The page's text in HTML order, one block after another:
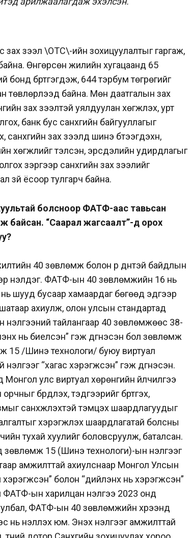
зах зээл \OTC\-ийн зохицуулалтыг гаргаж,
Өнгөрсөн жилийн хугацаанд 65
бонд бүртгэгдэж, 644 тэрбум төгрөгийг
байна. Мөн даатгалын зах
захзээлтэй уялдуулан хөгжүүлэх, урт
банк бус санхүүгийн байгууллагыг
санхүүгийн зах зээлд шинэ бүтээгдэхүүн,
хөгжлийг тэлсэн, эрсдэлийн удирдлагыг
зэргээр санхүүгийн зах зээлийг
зүй ёсоор тулгарч байна.
болсноор ФАТФ-аас тавьсан
байсан. “Саарал жагсаалт”-д орох
40 зөвлөмж болон үр дүнтэй байдлын
үнэлдэг. ФАТФ-ын 40 зөвлөмжийн 16 нь
нь шууд бусаар хамаардаг бөгөөд эдгээр
ахиулж, олон улсын стандартад
үнэлгээнийтайлангаар 40 зөвлөмжөөс 38-
нь биелсэн” гэж дүгнэсэн бол зөвлөмж
15 /Шинэтехнологи/ буюу виртуал
үнэлгээг “хагас хэрэгжсэн” гэж дүгнэсэн.
Монгол улс виртуал хөрөнгийн үйлчилгээ
орчныг бүрдүүлэх, тэдгээрийг бүртгэх,
санхүүжүүлэхтэй тэмцэх шаардлагуудыг
хэрэгжүүлэх шаардлагатай болсны
тухай хуулийг боловсруулж, баталсан.
зөвлөмж 15 (Шинэ технологи)-ын үнэлгээг
амжилттай ахиулснаар Монгол Улсын
хэрэгжсэн” болон “дийлэнх нь хэрэгжсэн”
ФАТФ-ын харилцан үнэлгээ 2023 онд
ФАТФ-ын 40 зөвлөмжийн хүрээнд
нь үнэлүүлэх юм. Энэхүү үнэлгээг амжилттай